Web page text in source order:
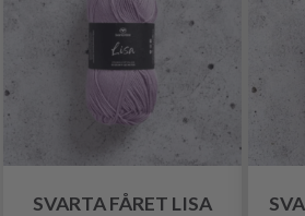
SVARTA FÅRET LISA